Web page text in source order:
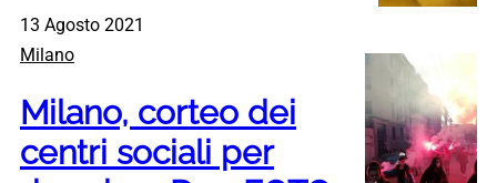
13 Agosto 2021
Milano
Milano, corteo dei
centri sociali per